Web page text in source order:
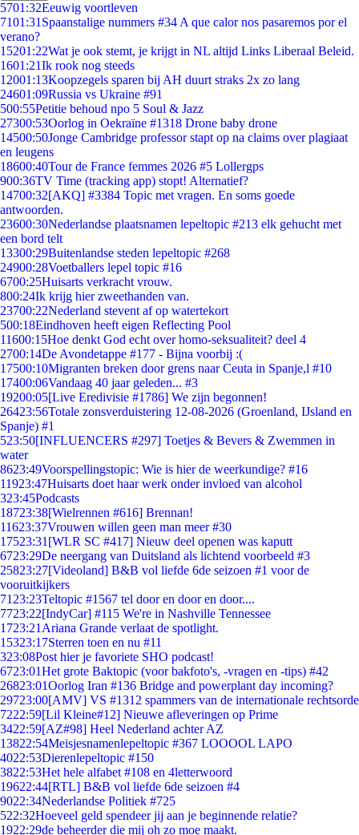
5701:32Eeuwig voortleven
7101:31 Spaanstalige nummers #34 A que calor nos pasaremos por el
verano?
15201:22Wat je ook stemt, je krijgt in NL altijd Links Liberaal Beleid.
1601:21Ik rook nog steeds
12001:13Koopzegels sparen bij AH duurt straks 2x zo lang
24601:09Russia vs Ukraine #91
500:55Petitie behoud npo 5 Soul & Jazz
27300:53Oorlog in Oekraïne #1318 Drone baby drone
14500:50Jonge Cambridge professor stapt op na claims over plagiaat
en leugens
18600:40Tour de France femmes 2026 #5 Lollergps
900:36TV Time (tracking app) stopt! Alternatief?
14700:32[AKQ] #3384 Topic met vragen. En soms goede
antwoorden.
23600:30Nederlandse plaatsnamen lepeltopic #213 elk gehucht met
een bord telt
13300:29Buitenlandse steden lepeltopic #268
24900:28Voetballers lepel topic #16
6700:25Huisarts verkracht vrouw.
800:24Ik krijg hier zweethanden van.
23700:22Nederland stevent af op watertekort
500:18Eindhoven heeft eigen Reflecting Pool
11600:15Hoe denkt God echt over homo-seksualiteit? deel 4
2700:14De Avondetappe #177 - Bijna voorbij :(
17500:10Migranten breken door grens naar Ceuta in Spanje,l #10
17400:06Vandaag 40 jaar geleden... #3
19200:05[Live Eredivisie #1786] We zijn begonnen!
26423:56Totale zonsverduistering 12-08-2026 (Groenland, IJsland en
Spanje) #1
523:50[INFLUENCERS #297] Toetjes & Bevers & Zwemmen in
water
8623:49Voorspellingstopic: Wie is hier de weerkundige? #16
11923:47Huisarts doet haar werk onder invloed van alcohol
323:45Podcasts
18723:38[Wielrennen #616] Brennan!
11623:37Vrouwen willen geen man meer #30
17523:31 [WLR SC #417] Nieuw deel openen was kaputt
6723:29De neergang van Duitsland als lichtend voorbeeld #3
25823:27[Videoland] B&B vol liefde 6de seizoen #1 voor de
vooruitkijkers
71 23:23Teltopic #1567 tel door en door en door....
7723:22[IndyCar] #115 We're in Nashville Tennessee
1723:21 Ariana Grande verlaat de spotlight.
15323:17Sterren toen en nu #11
323:08Post hier je favoriete SHO podcast!
6723:01Het grote Baktopic (voor bakfoto's, -vragen en -tips) #42
26823:01Oorlog Iran #136 Bridge and powerplant day incoming?
29723:00[AMV] VS #1312 spammers van de internationale rechtsorde
7222:59[Lil Kleine#12] Nieuwe afleveringen op Prime
3422:59[AZ#98] Heel Nederland achter AZ
13822:54Meisjesnamenlepeltopic #367 LOOOOL LAPO
4022:53Dierenlepeltopic #150
3822:53Het hele alfabet #108 en 4letterwoord
19622:44[RTL] B&B vol liefde 6de seizoen #4
9022:34Nederlandse Politiek #725
522:32Hoeveel geld spendeer jij aan je beginnende relatie?
1922:29de beheerder die mij oh zo moe maakt.